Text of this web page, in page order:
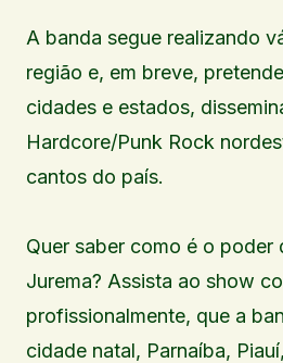
A banda segue realizando
região e, em breve,
cidades e estados,
Hardcore/Punk Rock
cantos do país.
Quer saber como é o poder
Jurema? Assista ao show
profissionalmente, que a
cidade natal, Parnaíba,